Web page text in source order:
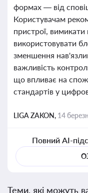
формах — від
Користувачам
пристрої, вимикати
використовувати
зменшення
важливість
що впливає на
стандартів у
LIGA ZAKON, 14
Повний AI-
Теми, які можуть